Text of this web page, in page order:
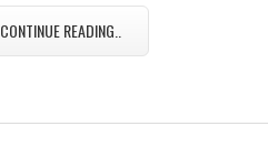
CONTINUE READING..